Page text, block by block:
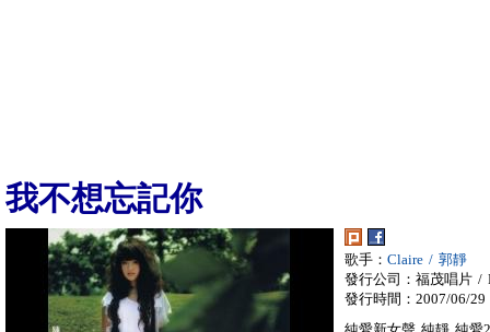
我不想忘記你
歌手： Claire / 郭靜
發行公司：福茂唱片 /
發行時間：2007/06/29